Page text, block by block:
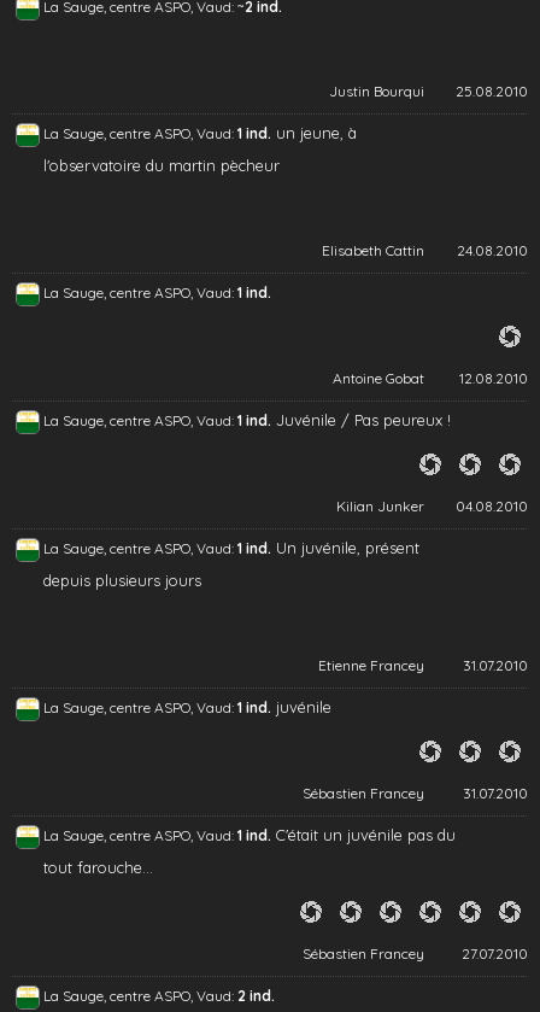
La Sauge, centre ASPO, Vaud: ~2 ind.
Justin Bourqui 25.08.2010
La Sauge, centre ASPO, Vaud: 1 ind. un jeune, à
l'observatoire du martin pècheur
Elisabeth Cattin 24.08.2010
La Sauge, centre ASPO, Vaud: 1 ind.
Antoine Gobat 12.08.2010
La Sauge, centre ASPO, Vaud: 1 ind. Juvénile / Pas peureux !
Kilian Junker 04.08.2010
La Sauge, centre ASPO, Vaud: 1 ind. Un juvénile, présent
depuis plusieurs jours
Etienne Francey 31.07.2010
La Sauge, centre ASPO, Vaud: 1 ind. juvénile
Sébastien Francey 31.07.2010
La Sauge, centre ASPO, Vaud: 1 ind. C'était un juvénile pas du
tout farouche...
Sébastien Francey 27.07.2010
La Sauge, centre ASPO, Vaud: 2 ind.